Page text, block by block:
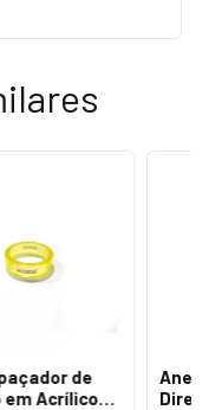
de
em Acrílico
Anel